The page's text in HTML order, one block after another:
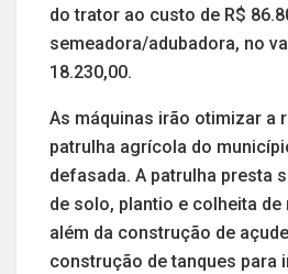
do trator ao custo de R$
semeadora/adubadora, no
18.230,00.
As máquinas irão otimizar a
patrulha agrícola do
defasada. A patrulha presta
de solo, plantio e colheita
além da construção de
construção de tanques para